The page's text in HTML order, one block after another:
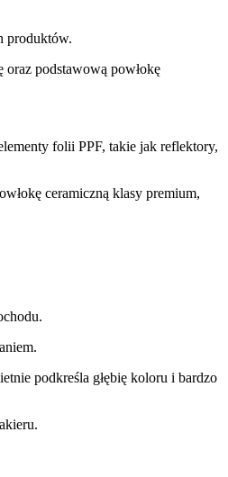
produktów.
oraz podstawową powłokę
folii PPF, takie jak reflektory,
ceramiczną klasy premium,
podkreśla głębię koloru i bardzo